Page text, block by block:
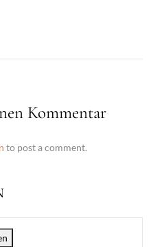
Kommentar
to post a comment.